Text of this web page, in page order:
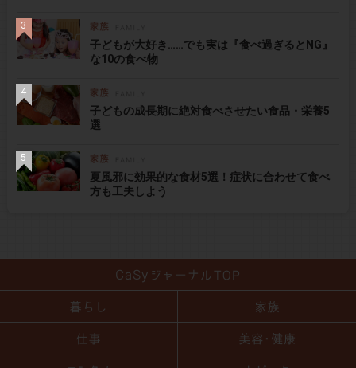
子どもが大好き……でも実は『食べ過ぎるとNG』
な10の食べ物
子どもの成長期に絶対食べさせたい食品・栄養5
選
夏風邪に効果的な食材5選！症状に合わせて食べ
方も工夫しよう